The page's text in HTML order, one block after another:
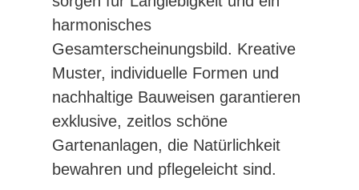
harmonisches
Gesamterscheinungsbild. Kreative
Muster, individuelle Formen und
nachhaltige Bauweisen garantieren
exklusive, zeitlos schöne
Gartenanlagen, die Natürlichkeit
bewahren und pflegeleicht sind.